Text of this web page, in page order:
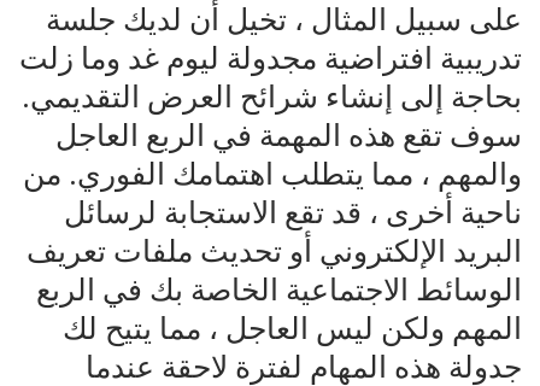
على سبيل المثال ، تخيل أن لديك جلسة
تدريبية افتراضية مجدولة ليوم غد وما زلت
بحاجة إلى إنشاء شرائح العرض التقديمي.
سوف تقع هذه المهمة في الربع العاجل
والمهم ، مما يتطلب اهتمامك الفوري. من
ناحية أخرى ، قد تقع الاستجابة لرسائل
البريد الإلكتروني أو تحديث ملفات تعريف
الوسائط الاجتماعية الخاصة بك في الربع
المهم ولكن ليس العاجل ، مما يتيح لك
جدولة هذه المهام لفترة لاحقة عندما